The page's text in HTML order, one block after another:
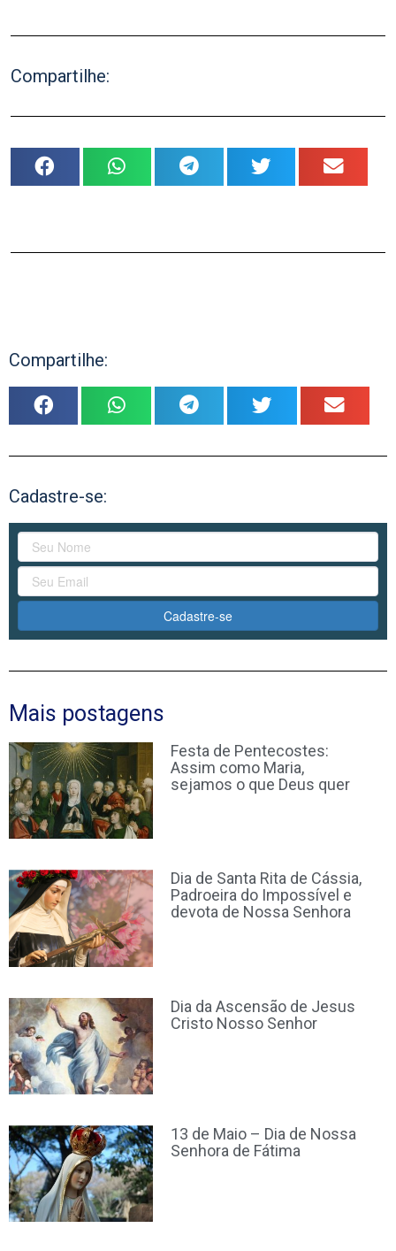
Compartilhe:
Compartilhe:
Cadastre-se:
Cadastre-se
Mais postagens
Festa de Pentecostes:
Assim como Maria,
sejamos o que Deus quer
Dia de Santa Rita de Cássia,
Padroeira do Impossível e
devota de Nossa Senhora
Dia da Ascensão de Jesus
Cristo Nosso Senhor
13 de Maio – Dia de Nossa
Senhora de Fátima